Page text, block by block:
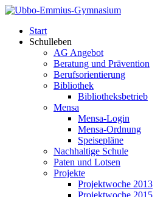
Start
Schulleben
AG Angebot
Beratung und Prävention
Berufsorientierung
Bibliothek
Bibliotheksbetrieb
Mensa
Mensa-Login
Mensa-Ordnung
Speisepläne
Nachhaltige Schule
Paten und Lotsen
Projekte
Projektwoche 2013
Projektwoche 2015